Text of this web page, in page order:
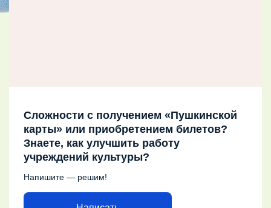
Сложности с получением «Пушкинской
карты» или приобретением билетов?
Знаете, как улучшить работу
учреждений культуры?
Напишите — решим!